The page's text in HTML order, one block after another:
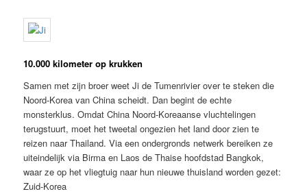
10.000 kilometer op krukken
Samen met zijn broer weet Ji de Tumenrivier over te steken die
Noord-Korea van China scheidt. Dan begint de echte
monsterklus. Omdat China Noord-Koreaanse vluchtelingen
terugstuurt, moet het tweetal ongezien het land door zien te
reizen naar Thailand. Via een ondergronds netwerk bereiken ze
uiteindelijk via Birma en Laos de Thaise hoofdstad Bangkok,
waar ze op het vliegtuig naar hun nieuwe thuisland worden gezet:
Zuid-Korea